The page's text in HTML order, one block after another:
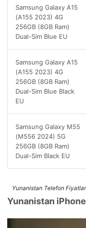
Samsung Galaxy A15
(A155 2023) 4G
256GB (8GB Ram)
Dual-Sim Blue EU
Samsung Galaxy A15
(A155 2023) 4G
256GB (8GB Ram)
Dual-Sim Blue Black
EU
Samsung Galaxy M55
(M556 2024) 5G
256GB (8GB Ram)
Dual-Sim Black EU
Yunanistan Telefon
Yunanistan